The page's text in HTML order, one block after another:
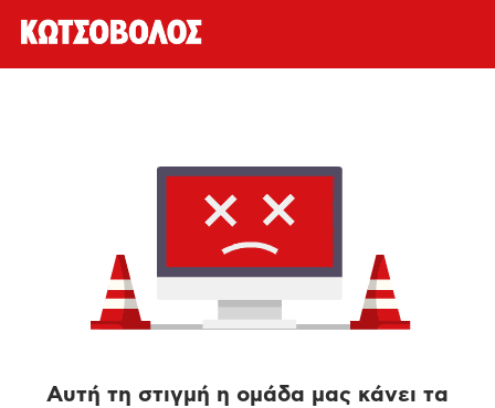
Αυτή τη στιγμή η ομάδα μας κάνει τα